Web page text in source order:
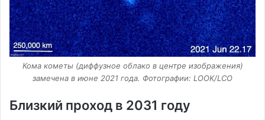
Кома кометы (диффузное облако в центре изображения)
замечена в июне 2021 года. Фотографии: LOOK/LCO
Близкий проход в 2031 году